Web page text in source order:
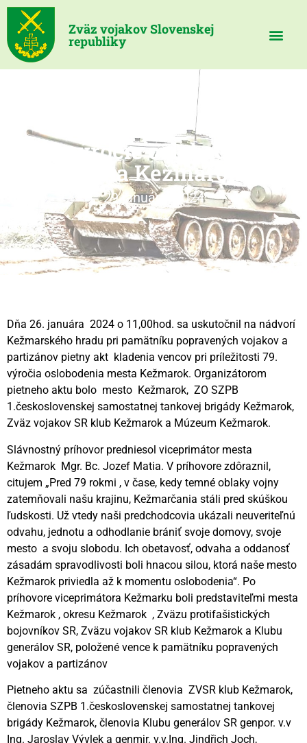
Zväz vojakov Slovenskej
republiky
79.výročie oslobodenia
mesta Kežmarok
29 januára, 2024
Dňa 26. januára 2024 o 11,00hod. sa uskutočnil na nádvorí
Kežmarského hradu pri pamätníku popravených vojakov a
partizánov pietny akt kladenia vencov pri príležitosti 79.
výročia oslobodenia mesta Kežmarok. Organizátorom
pietneho aktu bolo mesto Kežmarok, ZO SZPB
1.československej samostatnej tankovej brigády Kežmarok,
Zväz vojakov SR klub Kežmarok a Múzeum Kežmarok.
Slávnostný príhovor predniesol viceprimátor mesta
Kežmarok Mgr. Bc. Jozef Matia. V príhovore zdôraznil,
citujem „Pred 79 rokmi , v čase, kedy temné oblaky vojny
zatemňovali našu krajinu, Kežmarčania stáli pred skúškou
ľudskosti. Už vtedy naši predchodcovia ukázali neuveriteľnú
odvahu, jednotu a odhodlanie brániť svoje domovy, svoje
mesto a svoju slobodu. Ich obetavosť, odvaha a oddanosť
zásadám spravodlivosti boli hnacou silou, ktorá naše mesto
Kežmarok priviedla až k momentu oslobodenia“. Po
príhovore viceprimátora Kežmarku boli predstaviteľmi mesta
Kežmarok , okresu Kežmarok , Zväzu protifašistických
bojovníkov SR, Zväzu vojakov SR klub Kežmarok a Klubu
generálov SR, položené vence k pamätníku popravených
vojakov a partizánov
Pietneho aktu sa zúčastnili členovia ZVSR klub Kežmarok,
členovia SZPB 1.československej samostatnej tankovej
brigády Kežmarok, členovia Klubu generálov SR genpor. v.v
Ing. Jaroslav Vývlek a genmjr. v.v.Ing. Jindřich Joch,